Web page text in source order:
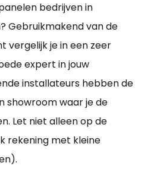
bedrijven in
Gebruikmakend van de
vergelijk je in een zeer
expert in jouw
installateurs hebben de
showroom waar je de
Let niet alleen op de
rekening met kleine